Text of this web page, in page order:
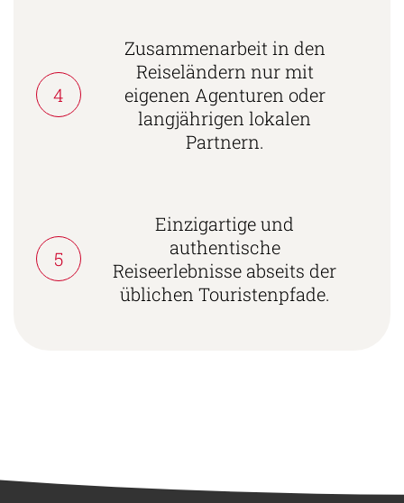
4
Zusammenarbeit in den
Reiseländern nur mit
eigenen Agenturen oder
langjährigen lokalen
Partnern.
5
Einzigartige und
authentische
Reiseerlebnisse abseits der
üblichen Touristenpfade.